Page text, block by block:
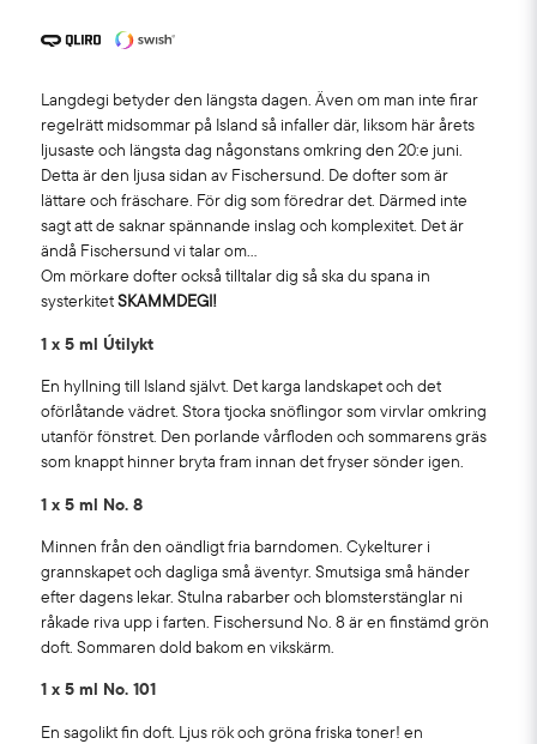
Langdegi betyder den längsta dagen. Även om man inte firar
regelrätt midsommar på Island så infaller där, liksom här årets
ljusaste och längsta dag någonstans omkring den 20:e juni.
Detta är den ljusa sidan av Fischersund. De dofter som är
lättare och fräschare. För dig som föredrar det. Därmed inte
sagt att de saknar spännande inslag och komplexitet. Det är
ändå Fischersund vi talar om...
Om mörkare dofter också tilltalar dig så ska du spana in
systerkitetSKAMMDEGI!
1 x 5 ml Útilykt
En hyllning till Island självt. Det karga landskapet och det
oförlåtande vädret. Stora tjocka snöflingor som virvlar omkring
utanför fönstret. Den porlande vårfloden och sommarens gräs
som knappt hinner bryta fram innan det fryser sönder igen.
1 x 5 ml No. 8
Minnen från den oändligt fria barndomen. Cykelturer i
grannskapet och dagliga små äventyr. Smutsiga små händer
efter dagens lekar. Stulna rabarber och blomsterstänglar ni
råkade riva upp i farten. Fischersund No. 8 är en finstämd grön
doft. Sommaren dold bakom en vikskärm.
1 x 5 ml No. 101
En sagolikt fin doft. Ljus rök och gröna friska toner! en